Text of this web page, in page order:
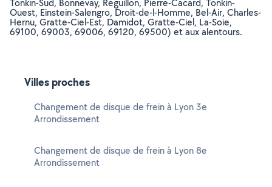
Tonkin-Sud, Bonnevay, Reguillon, Pierre-Cacard, Tonkin-
Ouest, Einstein-Salengro, Droit-de-l-Homme, Bel-Air, Charles-
Hernu, Gratte-Ciel-Est, Damidot, Gratte-Ciel, La-Soie,
69100, 69003, 69006, 69120, 69500) et aux alentours.
Villes proches
Changement de disque de frein à Lyon 3e
Arrondissement
Changement de disque de frein à Lyon 8e
Arrondissement